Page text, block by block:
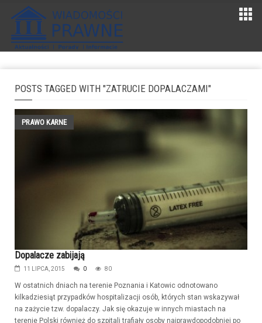
POSTS TAGGED WITH "ZATRUCIE DOPALACZAMI"
PRAWO KARNE
Dopalacze zabijają
11 LIPCA, 2015 0 80
W ostatnich dniach na terenie Poznania i Katowic odnotowano
kilkadziesiąt przypadków hospitalizacji osób, których stan wskazywał
na zażycie tzw. dopalaczy. Jak się okazuje w innych miastach na
terenie Polski również do szpitali trafiały osoby najprawdopodobniej po